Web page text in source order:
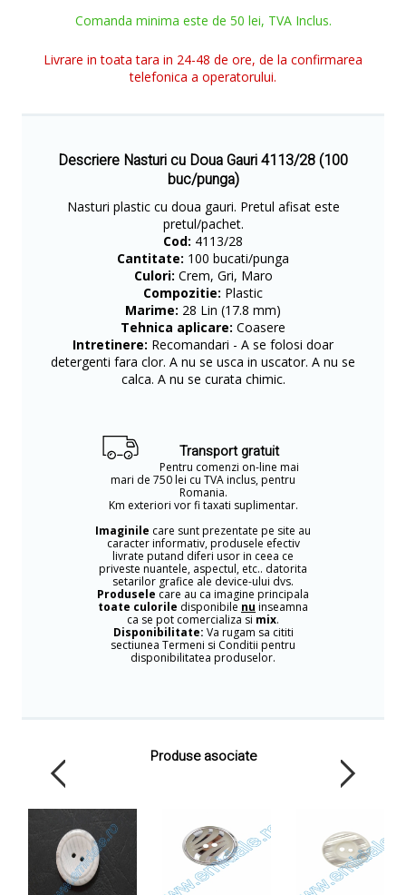
Comanda minima este de 50 lei, TVA Inclus.
Livrare in toata tara in 24-48 de ore, de la confirmarea
telefonica a operatorului.
Descriere Nasturi cu Doua Gauri 4113/28 (100
buc/punga)
Nasturi plastic cu doua gauri. Pretul afisat este
pretul/pachet.
Cod: 4113/28
Cantitate: 100 bucati/punga
Culori: Crem, Gri, Maro
Compozitie: Plastic
Marime: 28 Lin (17.8 mm)
Tehnica aplicare: Coasere
Intretinere: Recomandari - A se folosi doar
detergenti fara clor. A nu se usca in uscator. A nu se
calca. A nu se curata chimic.
Transport gratuit
Pentru comenzi on-line mai
mari de 750 lei cu TVA inclus, pentru
Romania.
Km exteriori vor fi taxati suplimentar.
Imaginile care sunt prezentate pe site au
caracter informativ, produsele efectiv
livrate putand diferi usor in ceea ce
priveste nuantele, aspectul, etc.. datorita
setarilor grafice ale device-ului dvs.
Produsele care au ca imagine principala
toate culorile disponibile nu inseamna
ca se pot comercializa si mix.
Disponibilitate: Va rugam sa cititi
sectiunea Termeni si Conditii pentru
disponibilitatea produselor.
Produse asociate